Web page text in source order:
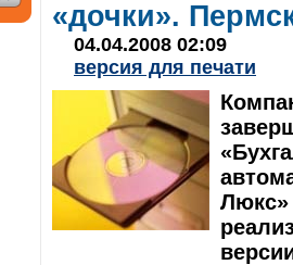
«дочки».
04.04.2008 02:09
версия для печати
Люкс»